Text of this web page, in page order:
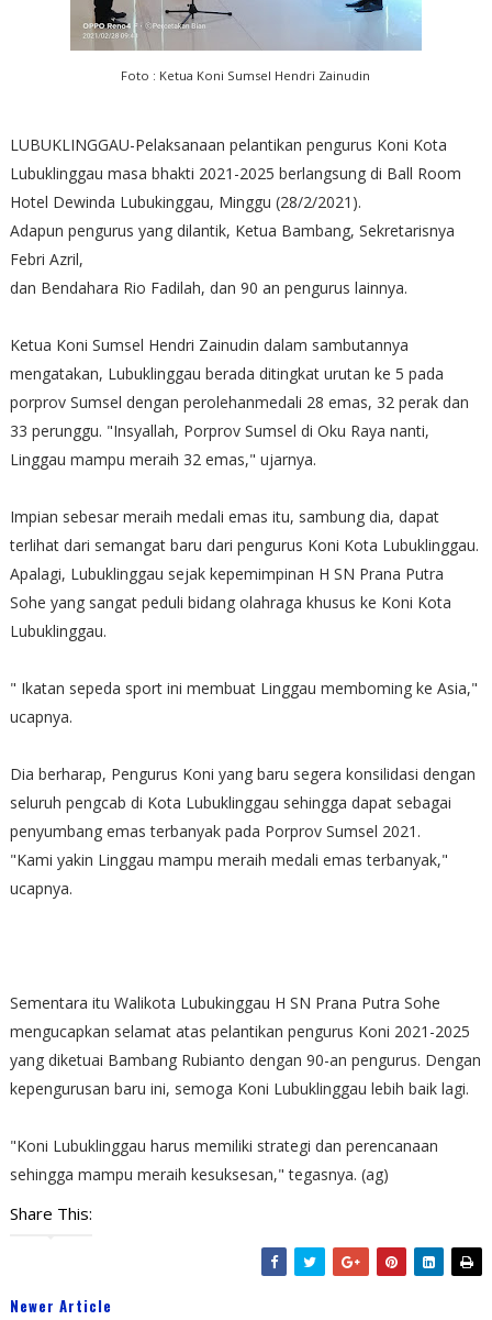
Foto : Ketua Koni Sumsel Hendri Zainudin
LUBUKLINGGAU-Pelaksanaan pelantikan pengurus Koni Kota
Lubuklinggau masa bhakti 2021-2025 berlangsung di Ball Room
Hotel Dewinda Lubukinggau, Minggu (28/2/2021).
Adapun pengurus yang dilantik, Ketua Bambang, Sekretarisnya
Febri Azril,
dan Bendahara Rio Fadilah, dan 90 an pengurus lainnya.
Ketua Koni Sumsel Hendri Zainudin dalam sambutannya
mengatakan, Lubuklinggau berada ditingkat urutan ke 5 pada
porprov Sumsel dengan perolehanmedali 28 emas, 32 perak dan
33 perunggu. "Insyallah, Porprov Sumsel di Oku Raya nanti,
Linggau mampu meraih 32 emas," ujarnya.
Impian sebesar meraih medali emas itu, sambung dia, dapat
terlihat dari semangat baru dari pengurus Koni Kota Lubuklinggau.
Apalagi, Lubuklinggau sejak kepemimpinan H SN Prana Putra
Sohe yang sangat peduli bidang olahraga khusus ke Koni Kota
Lubuklinggau.
" Ikatan sepeda sport ini membuat Linggau memboming ke Asia,"
ucapnya.
Dia berharap, Pengurus Koni yang baru segera konsilidasi dengan
seluruh pengcab di Kota Lubuklinggau sehingga dapat sebagai
penyumbang emas terbanyak pada Porprov Sumsel 2021.
"Kami yakin Linggau mampu meraih medali emas terbanyak,"
ucapnya.
Sementara itu Walikota Lubukinggau H SN Prana Putra Sohe
mengucapkan selamat atas pelantikan pengurus Koni 2021-2025
yang diketuai Bambang Rubianto dengan 90-an pengurus. Dengan
kepengurusan baru ini, semoga Koni Lubuklinggau lebih baik lagi.
"Koni Lubuklinggau harus memiliki strategi dan perencanaan
sehingga mampu meraih kesuksesan," tegasnya. (ag)
Share This:
Newer Article